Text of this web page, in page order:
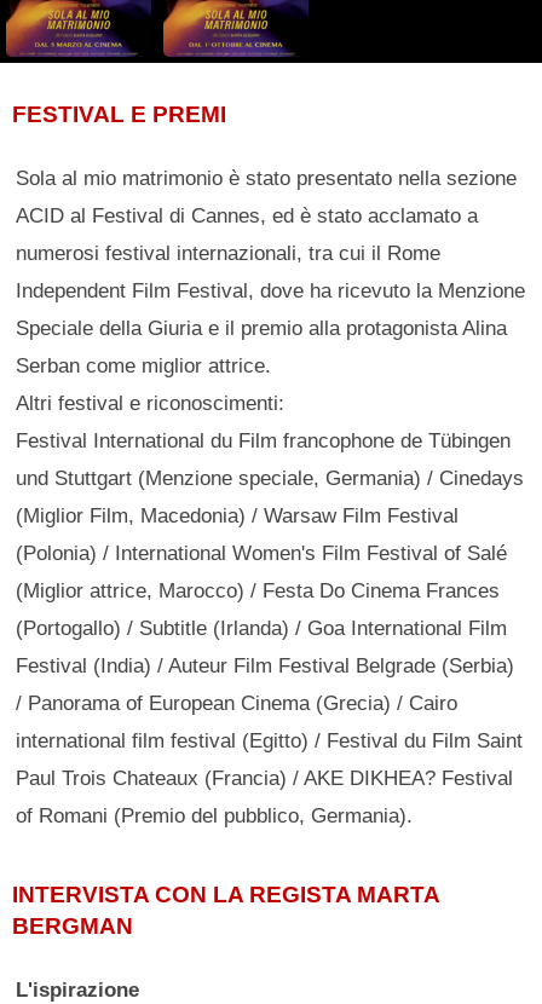
FESTIVAL E PREMI
Sola al mio matrimonio è stato presentato nella sezione
ACID al Festival di Cannes, ed è stato acclamato a
numerosi festival internazionali, tra cui il Rome
Independent Film Festival, dove ha ricevuto la Menzione
Speciale della Giuria e il premio alla protagonista Alina
Serban come miglior attrice.
Altri festival e riconoscimenti:
Festival International du Film francophone de Tübingen
und Stuttgart (Menzione speciale, Germania) / Cinedays
(Miglior Film, Macedonia) / Warsaw Film Festival
(Polonia) / International Women's Film Festival of Salé
(Miglior attrice, Marocco) / Festa Do Cinema Frances
(Portogallo) / Subtitle (Irlanda) / Goa International Film
Festival (India) / Auteur Film Festival Belgrade (Serbia)
/ Panorama of European Cinema (Grecia) / Cairo
international film festival (Egitto) / Festival du Film Saint
Paul Trois Chateaux (Francia) / AKE DIKHEA? Festival
of Romani (Premio del pubblico, Germania).
INTERVISTA CON LA REGISTA MARTA
BERGMAN
L'ispirazione